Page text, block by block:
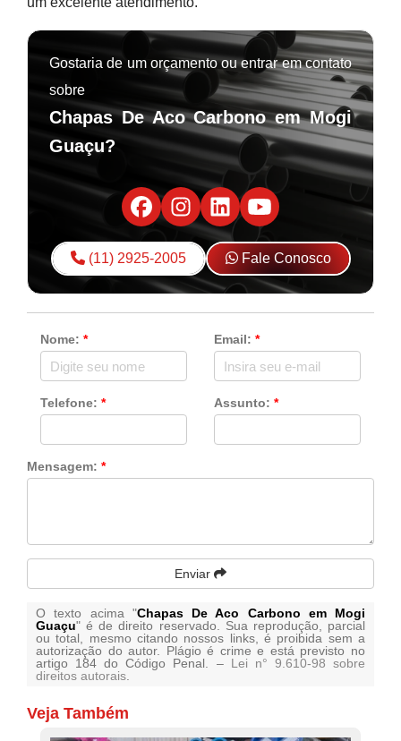
Gostaria de um orçamento ou entrar em contato
sobre
Chapas De Aco Carbono em Mogi
Guaçu?
(11) 2925-2005 Fale Conosco
Nome: * Email: *
Telefone: * Assunto: *
Mensagem: *
Enviar
O texto acima "Chapas De Aco Carbono em Mogi
Guaçu" é de direito reservado. Sua reprodução, parcial
ou total, mesmo citando nossos links, é proibida sem a
autorização do autor. Plágio é crime e está previsto no
artigo 184 do Código Penal. – Lei n° 9.610-98 sobre
direitos autorais
Veja Também